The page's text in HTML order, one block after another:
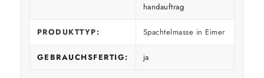
handauftrag
PRODUKTTYP: Spachtelmasse in Eimer
GEBRAUCHSFERTIG: ja